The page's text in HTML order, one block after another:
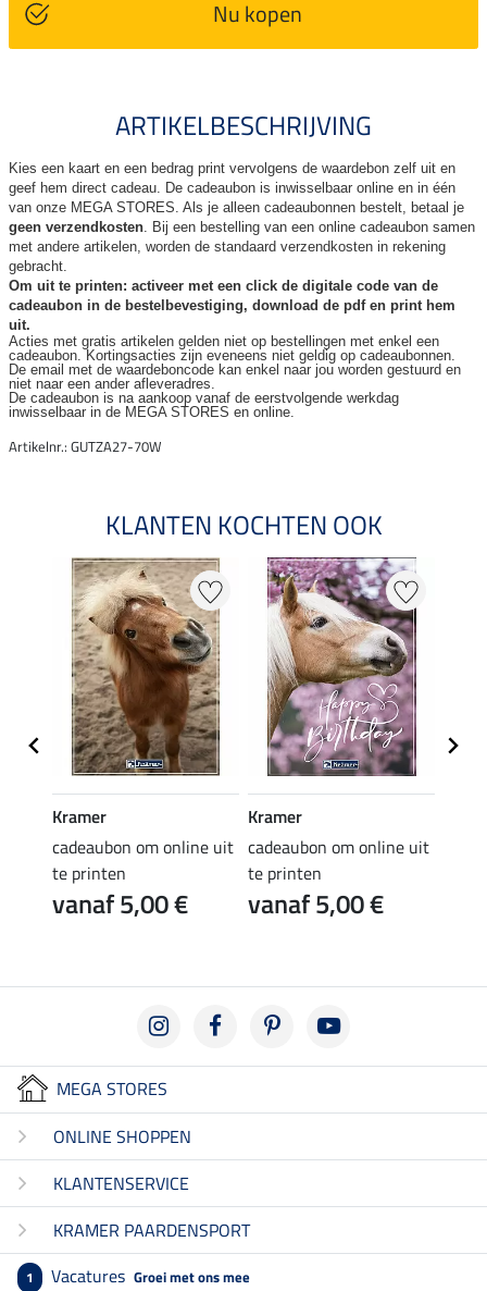
Nu kopen
ARTIKELBESCHRIJVING
Kies een kaart en een bedrag print vervolgens de waardebon zelf uit en
geef hem direct cadeau. De cadeaubon is inwisselbaar online en in één
van onze MEGA STORES. Als je alleen cadeaubonnen bestelt, betaal je
geen verzendkosten. Bij een bestelling van een online cadeaubon samen
met andere artikelen, worden de standaard verzendkosten in rekening
gebracht.
Om uit te printen: activeer met een click de digitale code van de
cadeaubon in de bestelbevestiging, download de pdf en print hem
uit.
Acties met gratis artikelen gelden niet op bestellingen met enkel een
cadeaubon. Kortingsacties zijn eveneens niet geldig op cadeaubonnen.
De email met de waardeboncode kan enkel naar jou worden gestuurd en
niet naar een ander afleveradres.
De cadeaubon is na aankoop vanaf de eerstvolgende werkdag
inwisselbaar in de MEGA STORES en online.
Artikelnr.: GUTZA27-70W
KLANTEN KOCHTEN OOK
Kramer
cadeaubon om online uit
te printen
vanaf 5,00 €
Kramer
cadeaubon om online uit
te printen
vanaf 5,00 €
MEGA STORES
ONLINE SHOPPEN
KLANTENSERVICE
KRAMER PAARDENSPORT
1 Vacatures Groei met ons mee